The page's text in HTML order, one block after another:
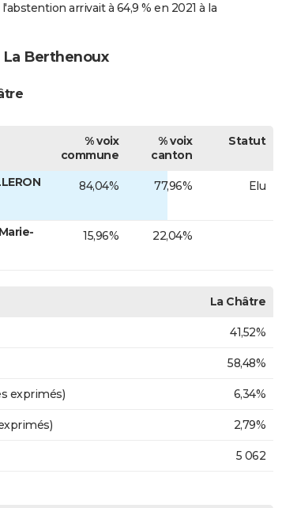
arrivait à 64,9 % en 2021 à la
Berthenoux
% voix
commune
% voix
canton
Statut
84,04% 77,96% Elu
15,96% 22,04%
La Châtre
41,52%
58,48%
exprimés) 6,34%
2,79%
5 062